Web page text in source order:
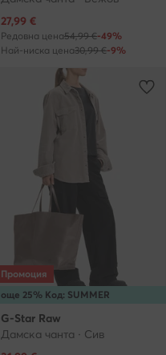
Актуална цена
27,99 €
Редовна цена54,99 €-49%
Най-ниска цена30,99 €-9%
още 25% Код: SUMMER
Промоция
G-Star Raw
Дамска чанта · Сив